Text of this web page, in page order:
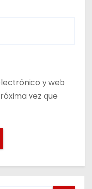
y web
vez que